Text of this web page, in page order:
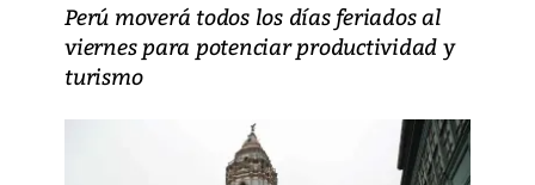
Perú moverá todos los días feriados al
viernes para potenciar productividad y
turismo